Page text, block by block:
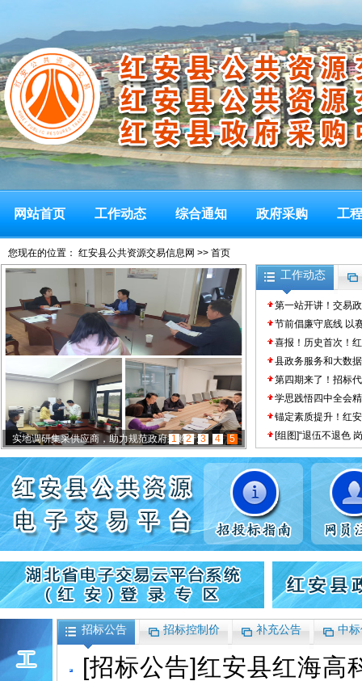
网站首页 工作动态 综合通知 政府采购 工
您现在的位置： 红安县公共资源交易信息网 >> 首页
实地调研集采供应商，助力规范政府采购行为
1 2 3 4 5
工作动态
第一站开讲！交易
节前倡廉守底线 以
喜报！历史首次！
县政务服务和大数
第四期来了！招标
学思践悟四中全会
锚定素质提升！红
[组图]“退伍不退色
招标公告 招标控制价 补充公告 中
[招标公告]红安县红海高